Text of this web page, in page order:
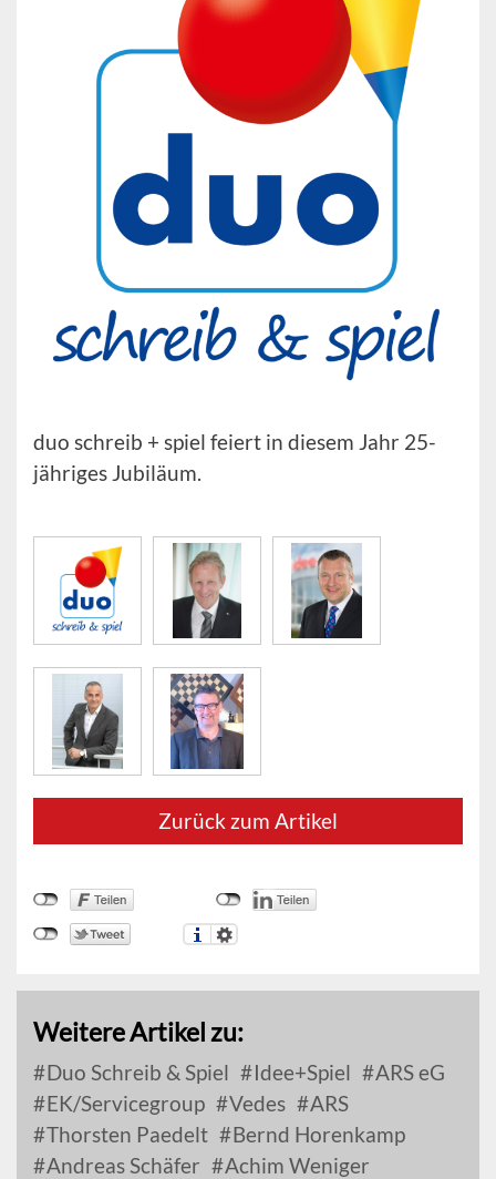
duo schreib + spiel feiert in diesem Jahr 25-
jähriges Jubiläum.
Zurück zum Artikel
Weitere Artikel zu:
Duo Schreib & Spiel Idee+Spiel
ARS eG
EK/Servicegroup
Vedes
ARS
Thorsten Paedelt
Bernd Horenkamp
Andreas Schäfer
Achim Weniger